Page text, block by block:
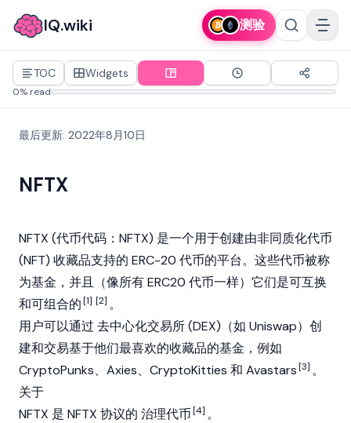
IQ.wiki 测验
TOC Widgets
0% read
最后更新: 2022年8月10日
NFTX
NFTX (代币代码：NFTX) 是一个用于创建由非同质化代币
(NFT) 收藏品支持的 ERC-20 代币的平台。这些代币被称
为基金，并且（像所有 ERC20 代币一样）它们是可互换
和可组合的[1] [2] 。
用户可以通过 去中心化交易所 (DEX) （如 Uniswap）创
建和交易基于他们最喜欢的收藏品的基金，例如
CryptoPunks、Axies、CryptoKitties 和 Avastars[3] 。
关于
NFTX 是 NFTX 协议的 治理代币[4] 。